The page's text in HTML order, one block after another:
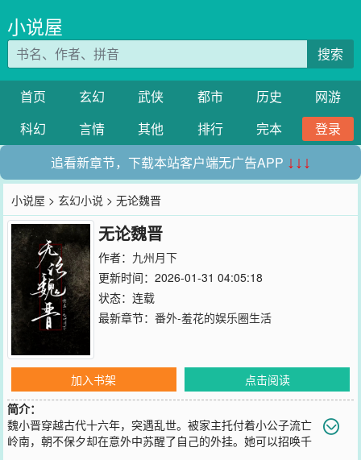
小说屋
搜索
首页 玄幻 武侠 都市 历史
网游
科幻
言情 其他 排行 完本
登录
追看新章节，下载本站客户端无广告APP ↓↓↓
小说屋 >玄幻小说 > 无论魏晋
无论魏晋
作者： 九州月下
更新时间：2026-01-31 04:05:18
状态：连载
最新章节： 番外-羞花的娱乐圈生活
加入书架
点击阅读
简介：
魏小晋穿越古代十六年，突遇乱世。被家主托付着小公子流亡
岭南，朝不保夕却在意外中苏醒了自己的外挂。她可以招唤千